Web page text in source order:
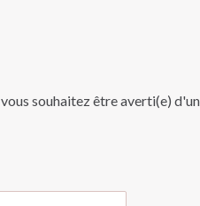
souhaitez être averti(e)